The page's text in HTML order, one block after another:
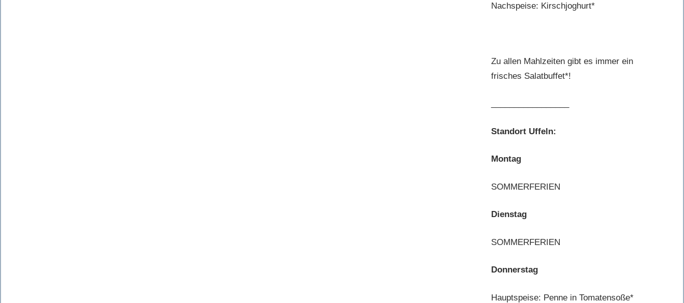
Nachspeise: Kirschjoghurt*
Zu allen Mahlzeiten gibt es immer ein
frisches Salatbuffet*!
Standort Uffeln:
Montag
SOMMERFERIEN
Dienstag
SOMMERFERIEN
Donnerstag
Hauptspeise: Penne in Tomatensoße*